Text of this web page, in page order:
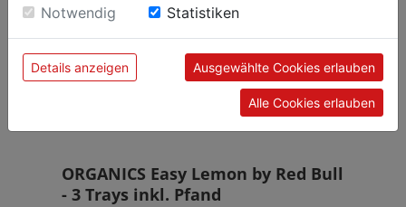
ORGANICS Easy Lemon by Red Bull
- 3 Trays inkl. Pfand
sie unsere Webseite weiter nutzen, geben Sie
Einwilligung zu unseren Cookies.
Notwendig Statistiken
Details anzeigen Ausgewählte Cookies erlauben
Alle Cookies erlauben